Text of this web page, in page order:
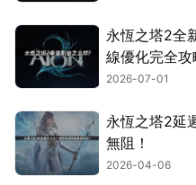
永恆之塔2全
線優化完全攻
2026-07-01
永恆之塔2延
無阻！
2026-04-06